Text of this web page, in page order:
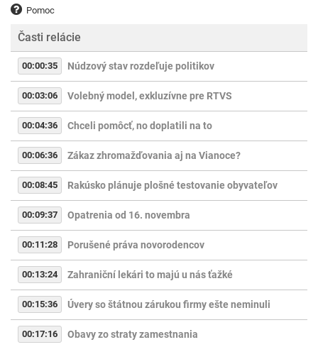
Pomoc
Časti relácie
00:00:35 Núdzový stav rozdeľuje politikov
00:03:06 Volebný model, exkluzívne pre RTVS
00:04:36 Chceli pomôcť, no doplatili na to
00:06:36 Zákaz zhromažďovania aj na Vianoce?
00:08:45 Rakúsko plánuje plošné testovanie obyvateľov
00:09:37 Opatrenia od 16. novembra
00:11:28 Porušené práva novorodencov
00:13:24 Zahraniční lekári to majú u nás ťažké
00:15:36 Úvery so štátnou zárukou firmy ešte neminuli
00:17:16 Obavy zo straty zamestnania